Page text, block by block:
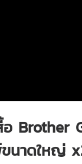
Brother
นาดใหญ่